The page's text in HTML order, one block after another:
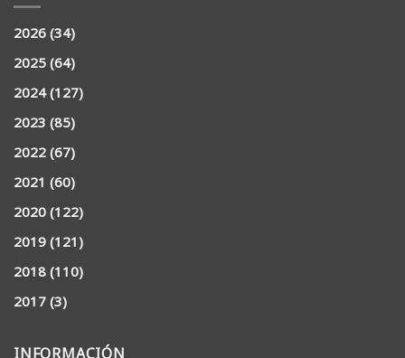
2026(34)
2025(64)
2024(127)
2023(85)
2022(67)
2021 (60)
2020(122)
2019(121)
2018(110)
2017(3)